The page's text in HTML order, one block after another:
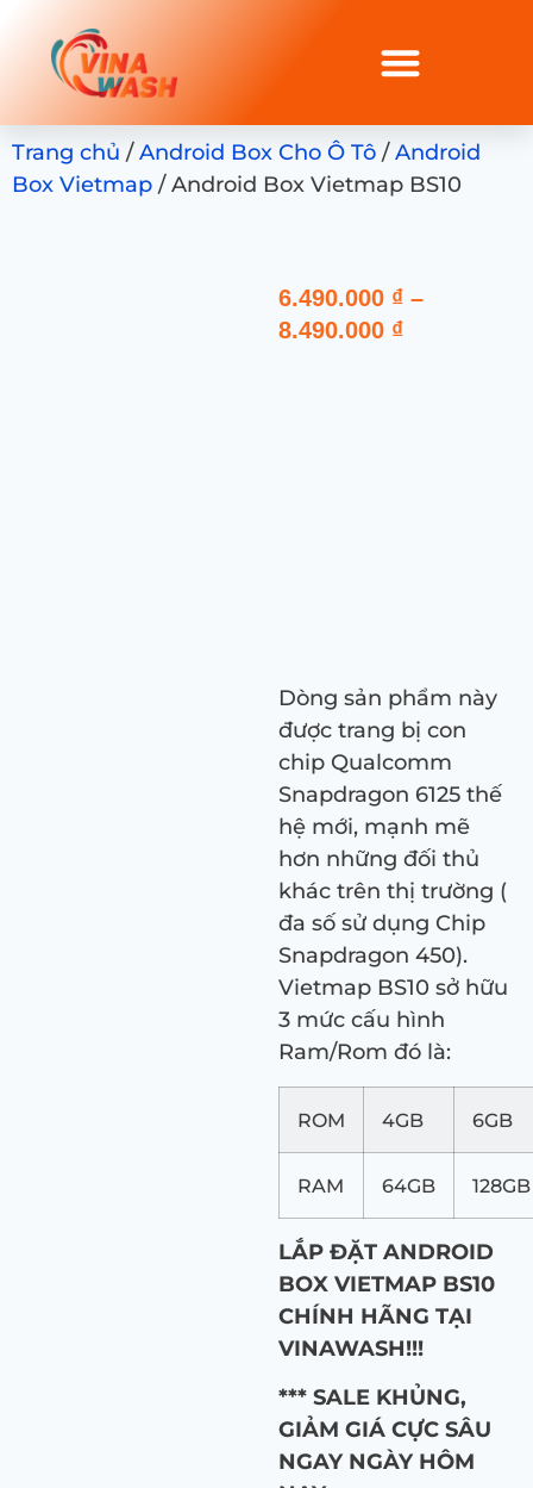
Trang chủ /Android Box Cho Ô Tô /Android
Box Vietmap / Android Box Vietmap BS10
6.490.000 ₫ –
8.490.000 ₫
Dòng sản phẩm này
được trang bị con
chip Qualcomm
Snapdragon 6125 thế
hệ mới, mạnh mẽ
hơn những đối thủ
khác trên thị trường (
đa số sử dụng Chip
Snapdragon 450).
Vietmap BS10 sở hữu
3 mức cấu hình
Ram/Rom đó là:
ROM 4GB 6GB
RAM 64GB 128GB
LẮP ĐẶT ANDROID
BOX VIETMAP BS10
CHÍNH HÃNG TẠI
VINAWASH!!!
*** SALE KHỦNG,
GIẢM GIÁ CỰC SÂU
NGAY NGÀY HÔM